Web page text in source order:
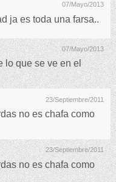
07/Mayo/2013
ja es toda una farsa..
07/Mayo/2013
lo que se ve en el
23/Septiembre/2011
no es chafa como
23/Septiembre/2011
no es chafa como